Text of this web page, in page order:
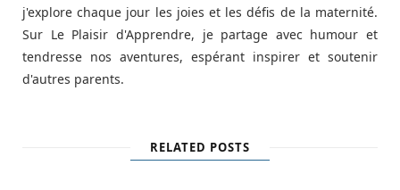
j'explore chaque jour les joies et les défis de la maternité.
Sur Le Plaisir d'Apprendre, je partage avec humour et
tendresse nos aventures, espérant inspirer et soutenir
d'autres parents.
RELATED POSTS